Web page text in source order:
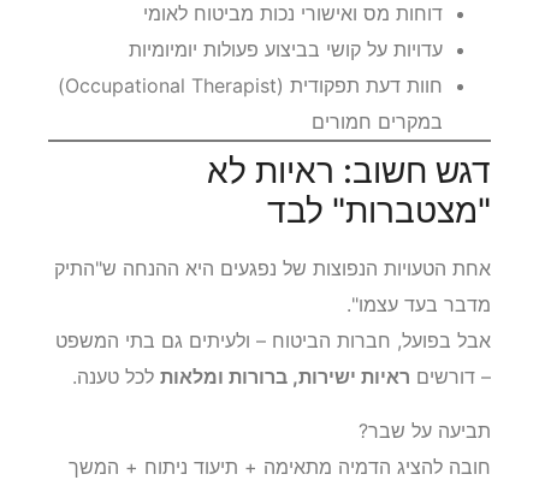
דוחות מס ואישורי נכות מביטוח לאומי
עדויות על קושי בביצוע פעולות יומיומיות
חוות דעת תפקודית (Occupational Therapist)
במקרים חמורים
דגש חשוב: ראיות לא
"מצטברות" לבד
אחת הטעויות הנפוצות של נפגעים היא ההנחה ש"התיק
מדבר בעד עצמו".
אבל בפועל, חברות הביטוח – ולעיתים גם בתי המשפט
– דורשים ראיות ישירות, ברורות ומלאות לכל טענה.
תביעה על שבר?
חובה להציג הדמיה מתאימה + תיעוד ניתוח + המשך